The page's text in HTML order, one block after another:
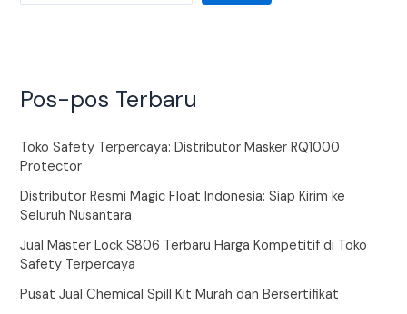
Pos-pos Terbaru
Toko Safety Terpercaya: Distributor Masker RQ1000
Protector
Distributor Resmi Magic Float Indonesia: Siap Kirim ke
Seluruh Nusantara
Jual Master Lock S806 Terbaru Harga Kompetitif di Toko
Safety Terpercaya
Pusat Jual Chemical Spill Kit Murah dan Bersertifikat